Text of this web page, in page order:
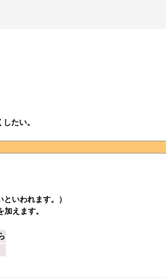
たい。
いわれます。）
えます。